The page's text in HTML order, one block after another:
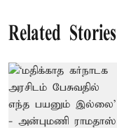
Related Stories